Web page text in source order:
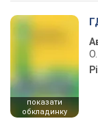
показати
обкладинку